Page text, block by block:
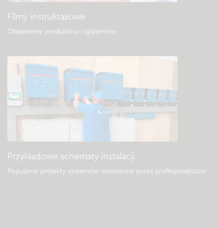
Filmy instruktażowe
Objaśnienie produktów i systemów.
Przykładowe schematy instalacji
Popularne projekty systemów stworzone przez profesjonalistów.